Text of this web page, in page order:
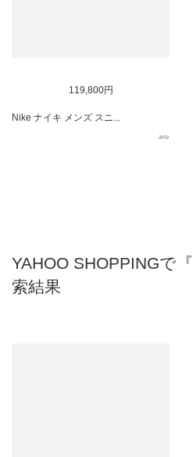
119,800円
Nike ナイキ メンズ スニ...
asty
YAHOO SHOPPINGで
索結果